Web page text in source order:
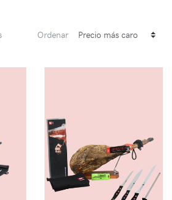
Ordenar